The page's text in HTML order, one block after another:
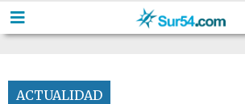
ACTUALIDAD